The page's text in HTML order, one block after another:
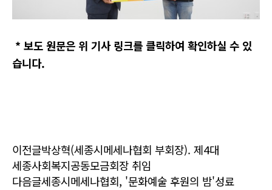
* 보도 원문은 위 기사 링크를 클릭하여 확인하실 수 있
습니다.
이전글박상혁(세종시메세나협회 부회장). 제4대
세종사회복지공동모금회장 취임
다음글세종시메세나협회, '문화예술 후원의 밤'성료